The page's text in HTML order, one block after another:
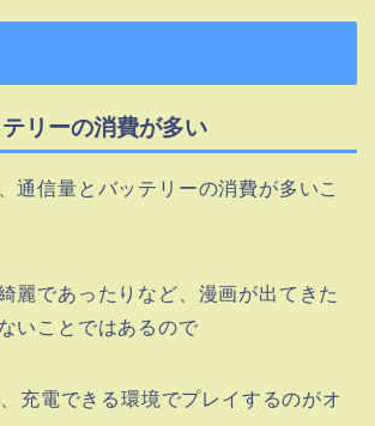
リーの消費が多い
通信量とバッテリーの消費が多いこ
麗であったりなど、漫画が出てきた
いことではあるので
充電できる環境でプレイするのがオ